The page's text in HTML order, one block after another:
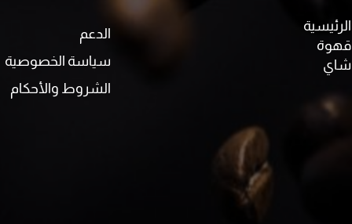
الرئيسية
قهوة
شاي
الدعم
سياسة الخصوصية
الشروط والأحكام